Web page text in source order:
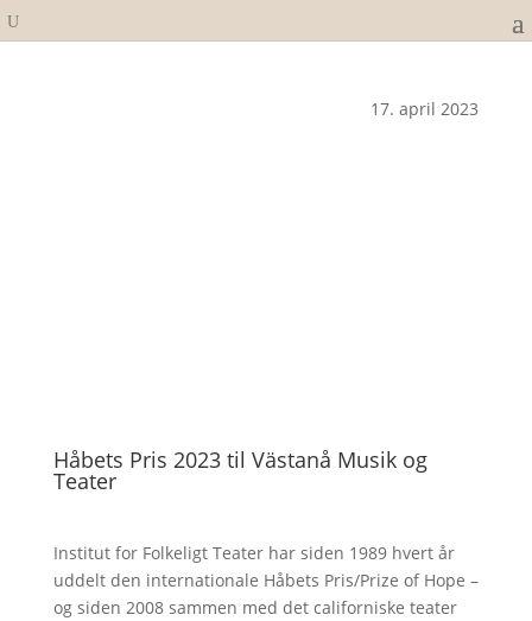
17. april 2023
Håbets Pris 2023 til Västanå Musik og
Teater
Institut for Folkeligt Teater har siden 1989 hvert år
uddelt den internationale Håbets Pris/Prize of Hope –
og siden 2008 sammen med det californiske teater